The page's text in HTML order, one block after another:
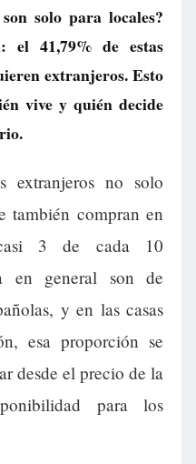
solo para locales?
el 41,79% de estas
extranjeros. Esto
vive y quién decide
no solo
también compran en
3 de cada 10
en general son de
y en las casas
esa proporción se
desde el precio de la
para los